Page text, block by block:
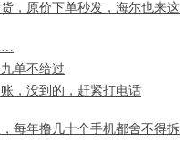
，原价下单秒发，海尔也来这
单不给过
，没到的，赶紧打电话
每年撸几十个手机都舍不得拆